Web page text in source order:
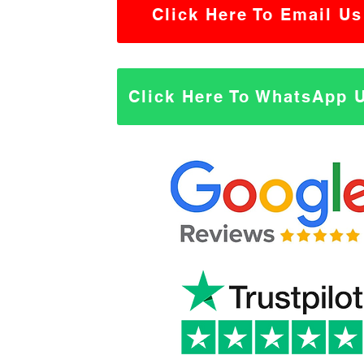
Click Here To Email Us
Click Here To WhatsApp